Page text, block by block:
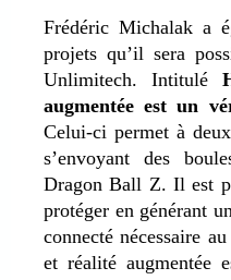
Frédéric Michalak a
projets qu’il sera
Unlimitech. Intitulé
augmentée est un
Celui-ci permet à
s’envoyant des
Dragon Ball Z. Il est
protéger en générant
connecté nécessaire
et réalité augmentée